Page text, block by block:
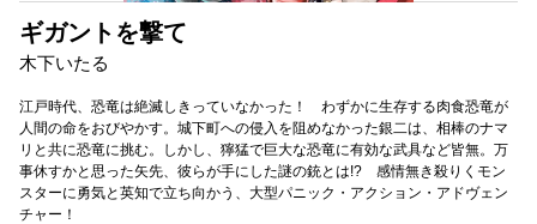
ギガントを撃て
木下いたる
江戸時代、恐竜は絶滅しきっていなかった！ わずかに生存する肉食恐竜が
人間の命をおびやかす。城下町への侵入を阻めなかった銀二は、相棒のナマ
リと共に恐竜に挑む。しかし、獰猛で巨大な恐竜に有効な武具など皆無。万
事休すかと思った矢先、彼らが手にした謎の銃とは!? 感情無き殺りくモン
スターに勇気と英知で立ち向かう、大型パニック・アクション・アドヴェン
チャー！